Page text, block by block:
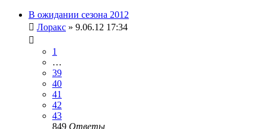
В ожидании сезона 2012
Лоракс » 9.06.12 17:34
1
…
39
40
41
42
43
849 Ответы